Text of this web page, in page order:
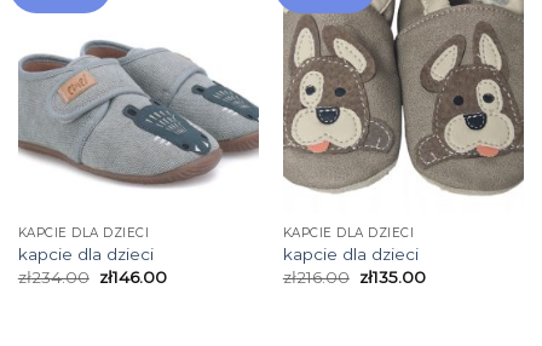
KAPCIE DLA DZIECI
kapcie dla dzieci
zł234.00 zł146.00
KAPCIE DLA DZIECI
kapcie dla dzieci
zł216.00 zł135.00